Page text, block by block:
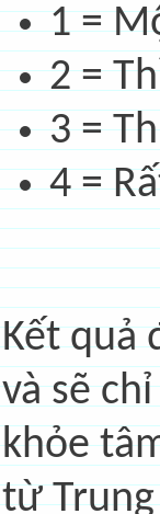
1 =
2 =
3 =
4 =
Kết quả
và sẽ
khỏe
từ